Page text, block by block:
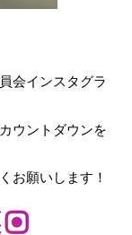
会インスタグラ
ウントダウンを
いします！